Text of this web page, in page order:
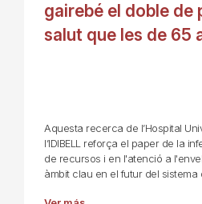
gairebé el doble de
salut que les de 65
Aquesta recerca de l’Hospital
l’IDIBELL reforça el paper de la
de recursos i en l'atenció a
àmbit clau en el futur del sistema